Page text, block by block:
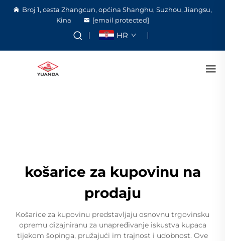
Broj 1, cesta Zhangcun, općina Shanghu, Suzhou, Jiangsu,
Kina
[email protected]
HR
košarice za kupovinu na
prodaju
Košarice za kupovinu predstavljaju osnovnu trgovinsku
opremu dizajniranu za unapređivanje iskustva kupaca
tijekom šopinga, pružajući im trajnost i udobnost. Ove